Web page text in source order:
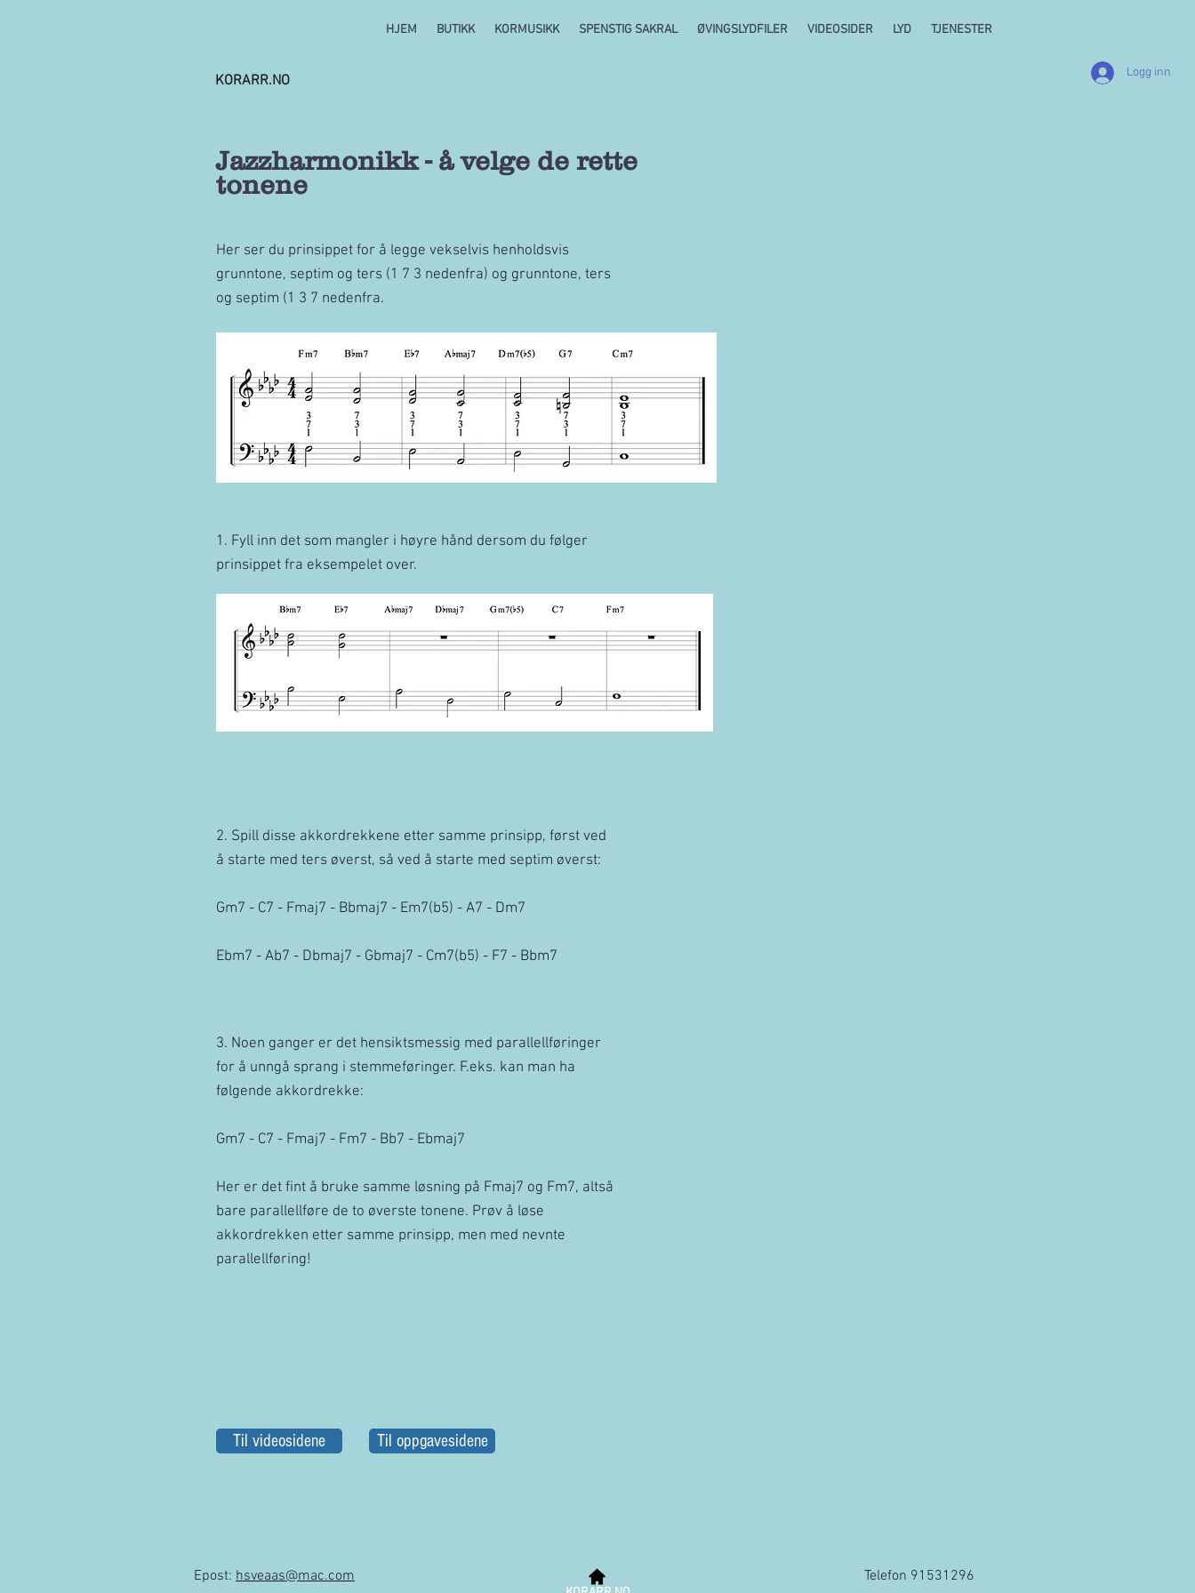
HJEM BUTIKK KORMUSIKK SPENSTIG SAKRAL ØVINGSLYDFILER VIDEOSIDER LYD TJENESTER
KORARR.NO Logg inn
Jazzharmonikk - å velge de rette
tonene
Her ser du prinsippet for å legge vekselvis henholdsvis
grunntone, septim og ters (1 7 3 nedenfra) og grunntone, ters
og septim (1 3 7 nedenfra.
1. Fyll inn det som mangler i høyre hånd dersom du følger
prinsippet fra eksempelet over.
2. Spill disse akkordrekkene etter samme prinsipp, først ved
å starte med ters øverst, så ved å starte med septim øverst:
Gm7 - C7 - Fmaj7 - Bbmaj7 - Em7(b5) - A7 - Dm7
Ebm7 - Ab7 - Dbmaj7 - Gbmaj7 - Cm7(b5) - F7 - Bbm7
3. Noen ganger er det hensiktsmessig med parallellføringer
for å unngå sprang i stemmeføringer. F.eks. kan man ha
følgende akkordrekke:
Gm7 - C7 - Fmaj7 - Fm7 - Bb7 - Ebmaj7
Her er det fint å bruke samme løsning på Fmaj7 og Fm7, altså
bare parallellføre de to øverste tonene. Prøv å løse
akkordrekken etter samme prinsipp, men med nevnte
parallellføring!
Til videosidene Til oppgavesidene
Epost: hsveaas@mac.com Telefon 91531296